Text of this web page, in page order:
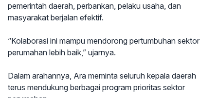
pemerintah daerah, perbankan, pelaku usaha, dan
masyarakat berjalan efektif.
“Kolaborasi ini mampu mendorong pertumbuhan sektor
perumahan lebih baik,” ujarnya.
Dalam arahannya, Ara meminta seluruh kepala daerah
terus mendukung berbagai program prioritas sektor